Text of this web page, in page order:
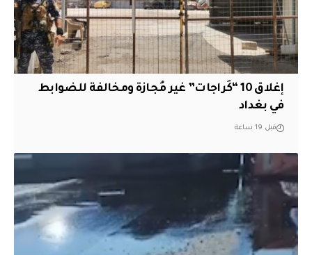
إغلاق 10 “كَراجات” غير مُجازة ومخالفة للضوابط
في بغداد
قبل 19 ساعة